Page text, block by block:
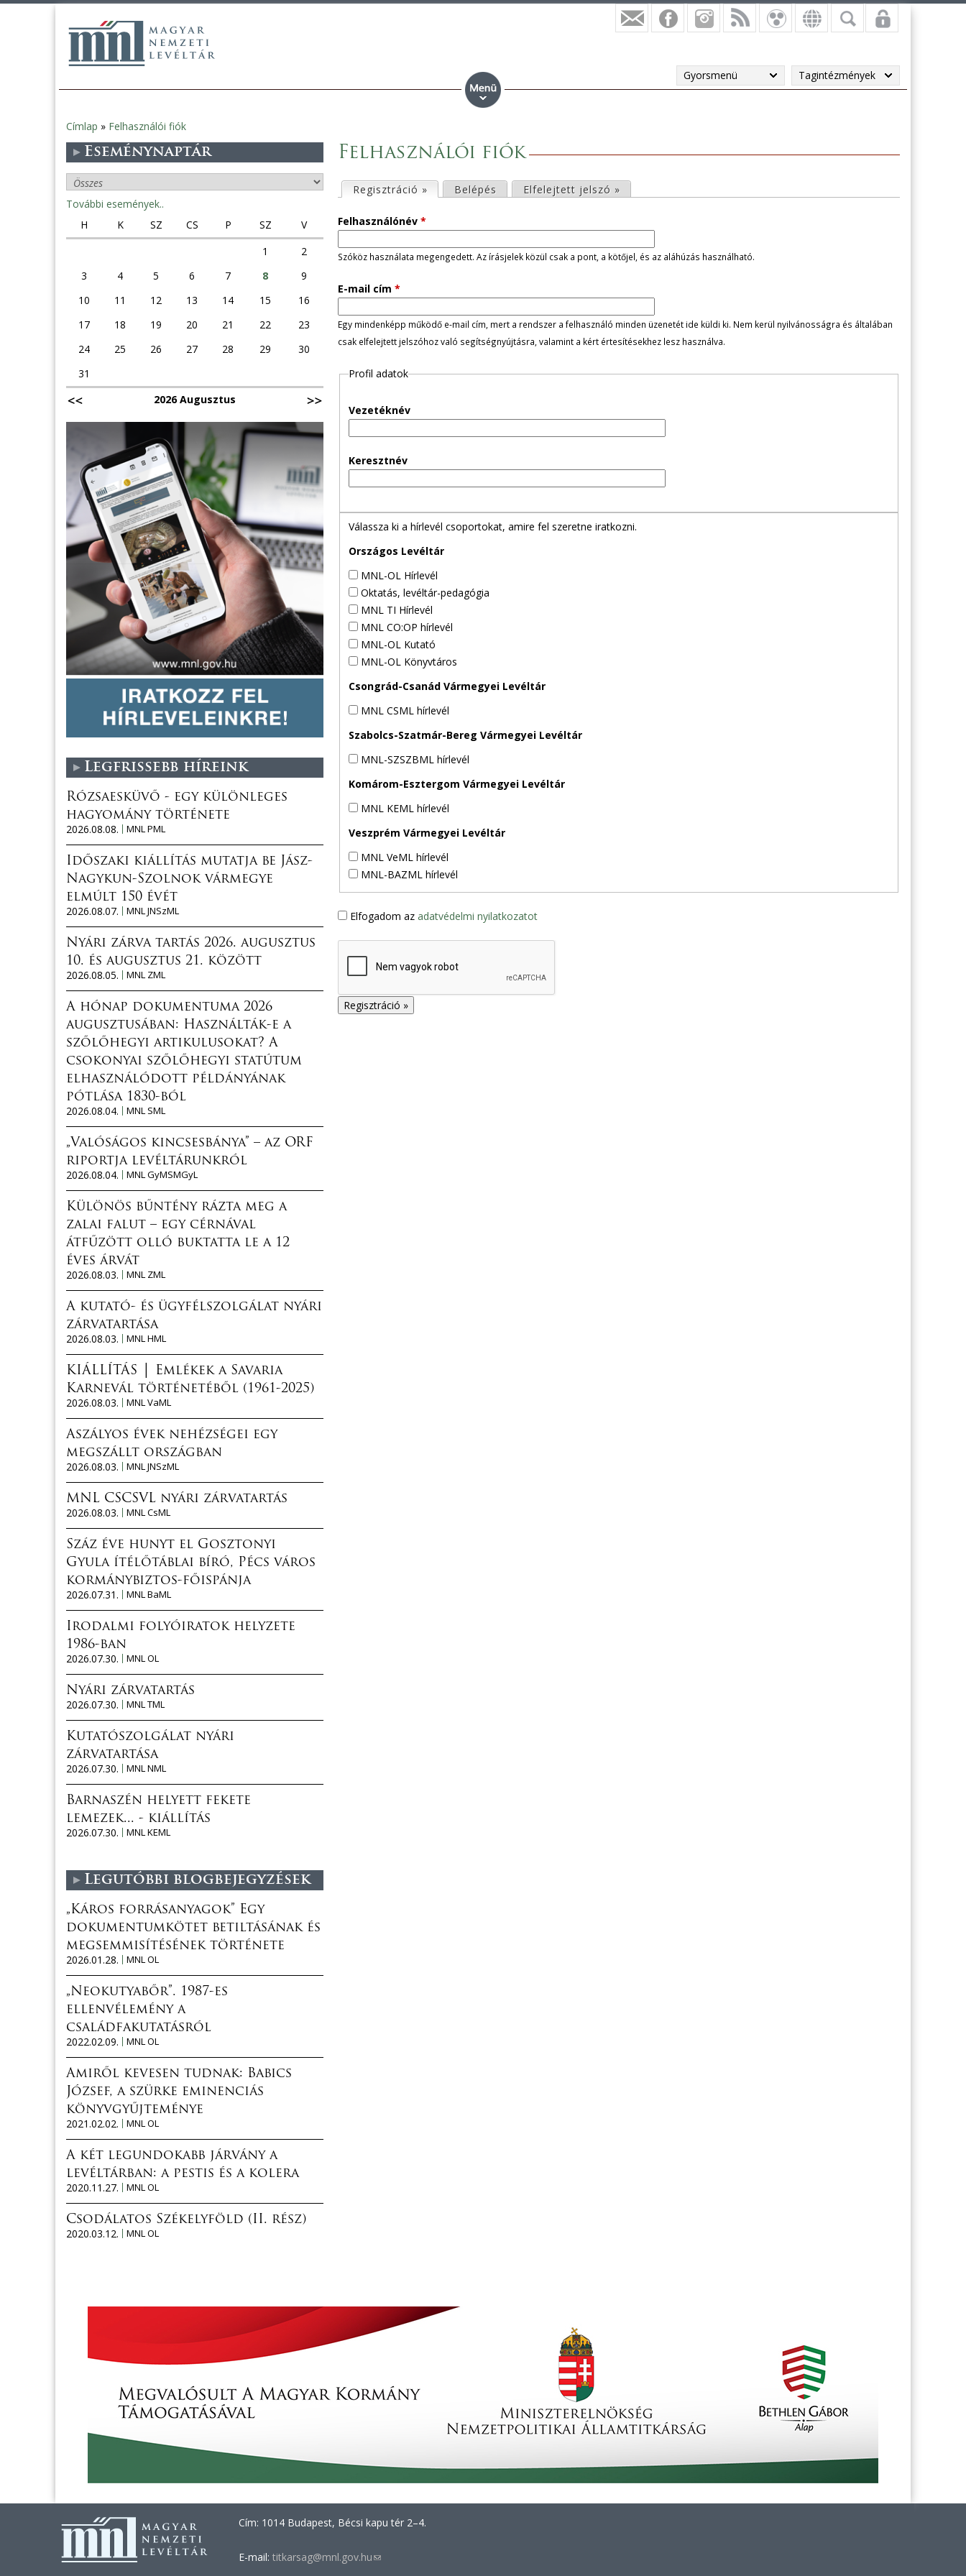
Gyorsmenü Tagintézmények
Jelenlegi
hely
Címlap » Felhasználói fiók
Felhasználói fiók
l
s
ő
d
l
e
Regisztráció » (aktív fül)
Belépés Elfelejtett jelszó »
Felhasználónév *
Szóköz használata megengedett. Az írásjelek közül csak a pont, a kötőjel, és az aláhúzás használható.
E-mail cím *
Egy mindenképp működő e-mail cím, mert a rendszer a felhasználó minden üzenetét ide küldi ki. Nem kerül nyilvánosságra és általában
csak elfelejtett jelszóhoz való segítségnyújtásra, valamint a kért értesítésekhez lesz használva.
Profil adatok
Vezetéknév
Keresztnév
Válassza ki a hírlevél csoportokat, amire fel szeretne iratkozni.
Országos Levéltár
MNL-OL Hírlevél
Oktatás, levéltár-pedagógia
MNL TI Hírlevél
MNL CO:OP hírlevél
MNL-OL Kutató
MNL-OL Könyvtáros
Csongrád-Csanád Vármegyei Levéltár
MNL CSML hírlevél
Szabolcs-Szatmár-Bereg Vármegyei Levéltár
MNL-SZSZBML hírlevél
Komárom-Esztergom Vármegyei Levéltár
MNL KEML hírlevél
Veszprém Vármegyei Levéltár
MNL VeML hírlevél
MNL-BAZML hírlevél
Elfogadom az adatvédelmi nyilatkozatot
Eseménynaptár
További események..
H
K SZ CS P SZ
V
1
2
3
4 5 6 7 8
9
10
11 12 13 14 15
16
17
18 19 20 21 22
23
24
25 26 27 28 29
30
31
2026 Augusztus
Legfrissebb híreink
Rózsaesküvő - egy különleges
hagyomány története
2026.08.08.
MNL PML
Időszaki kiállítás mutatja be Jász-
Nagykun-Szolnok vármegye
elmúlt 150 évét
2026.08.07.
MNL JNSzML
Nyári zárva tartás 2026. augusztus
10. és augusztus 21. között
2026.08.05.
MNL ZML
A hónap dokumentuma 2026
augusztusában: Használták-e a
szőlőhegyi artikulusokat? A
csokonyai szőlőhegyi statútum
elhasználódott példányának
pótlása 1830-ból
2026.08.04.
MNL SML
„Valóságos kincsesbánya” – az ORF
riportja levéltárunkról
2026.08.04.
MNL GyMSMGyL
Különös bűntény rázta meg a
zalai falut – egy cérnával
átfűzött olló buktatta le a 12
éves árvát
2026.08.03.
MNL ZML
A kutató- és ügyfélszolgálat nyári
zárvatartása
2026.08.03.
MNL HML
KIÁLLÍTÁS │ Emlékek a Savaria
Karnevál történetéből (1961-2025)
2026.08.03.
MNL VaML
Aszályos évek nehézségei egy
megszállt országban
2026.08.03.
MNL JNSzML
MNL CSCSVL nyári zárvatartás
2026.08.03.
MNL CsML
Száz éve hunyt el Gosztonyi
Gyula ítélőtáblai bíró, Pécs város
kormánybiztos-főispánja
2026.07.31.
MNL BaML
Irodalmi folyóiratok helyzete
1986-ban
2026.07.30.
MNL OL
Nyári zárvatartás
2026.07.30.
MNL TML
Kutatószolgálat nyári
zárvatartása
2026.07.30.
MNL NML
Barnaszén helyett fekete
lemezek... - kiállítás
2026.07.30.
MNL KEML
Legutóbbi blogbejegyzések
„Káros forrásanyagok” Egy
dokumentumkötet betiltásának és
megsemmisítésének története
2026.01.28.
MNL OL
„Neokutyabőr”. 1987-es
ellenvélemény a
családfakutatásról
2022.02.09.
MNL OL
Amiről kevesen tudnak: Babics
József, a szürke eminenciás
könyvgyűjteménye
2021.02.02.
MNL OL
A két legundokabb járvány a
levéltárban: a pestis és a kolera
2020.11.27.
MNL OL
Csodálatos Székelyföld (II. rész)
2020.03.12.
MNL OL
Cím: 1014 Budapest, Bécsi kapu tér 2–4.
E-mail: titkarsag@mnl.gov.hu(link